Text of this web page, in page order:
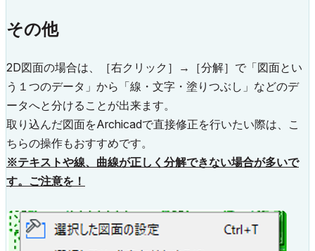
その他
2D図面の場合は、［右クリック］→［分解］で「図面とい
う１つのデータ」から「線・文字・塗りつぶし」などのデ
ータへと分けることが出来ます。
取り込んだ図面をArchicadで直接修正を行いたい際は、こ
ちらの操作もおすすめです。
※テキストや線、曲線が正しく分解できない場合が多いで
す。ご注意を！